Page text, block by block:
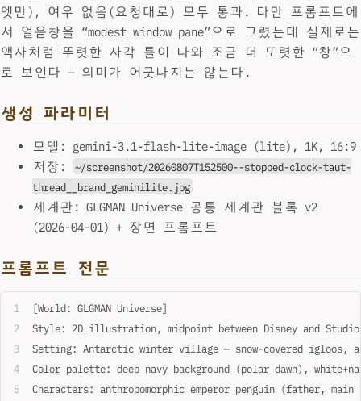
엣만), 여우 없음(요청대로) 모두 통과. 다만 프롬프트에
서 얼음창을 “modest window pane”으로 그렸는데 실제로는
액자처럼 뚜렷한 사각 틀이 나와 조금 더 또렷한 “창”으
로 보인다 — 의미가 어긋나지는 않는다.
생성 파라미터
모델: gemini-3.1-flash-lite-image (lite), 1K, 16:9
저장:
~/screenshot/20260807T152500--stopped-clock-taut-
thread__brand_geminilite.jpg
세계관: GLGMAN Universe 공통 세계관 블록 v2
(2026-04-01) + 장면 프롬프트
프롬프트 전문
[World: GLGMAN Universe]
Style: 2D illustration, midpoint between Disney and
Setting: Antarctic winter village — snow-covered igloos,
Color palette: deep navy background (polar dawn),
Characters: anthropomorphic emperor penguin (father,